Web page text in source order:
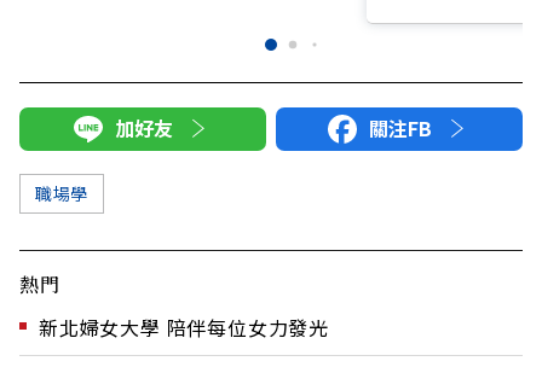
加好友 關注FB
職場學
熱門
新北婦女大學 陪伴每位女力發光